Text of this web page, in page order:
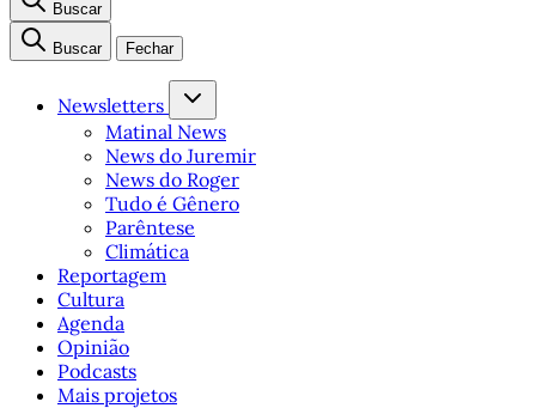
Buscar
Buscar Fechar
Newsletters
Matinal News
News do Juremir
News do Roger
Tudo é Gênero
Parêntese
Climática
Reportagem
Cultura
Agenda
Opinião
Podcasts
Mais projetos